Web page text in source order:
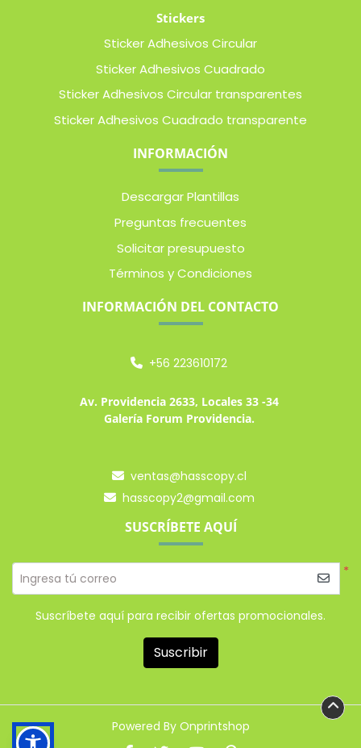
Stickers
Sticker Adhesivos Circular
Sticker Adhesivos Cuadrado
Sticker Adhesivos Circular transparentes
Sticker Adhesivos Cuadrado transparente
INFORMACIÓN
Descargar Plantillas
Preguntas frecuentes
Solicitar presupuesto
Términos y Condiciones
INFORMACIÓN DEL CONTACTO
+56 223610172
Av. Providencia 2633, Locales 33 -34
Galería Forum Providencia.
ventas@hasscopy.cl
hasscopy2@gmail.com
SUSCRÍBETE AQUÍ
*
Ingresa tú correo
Suscríbete aquí para recibir ofertas promocionales.
Suscribir
Powered By Onprintshop